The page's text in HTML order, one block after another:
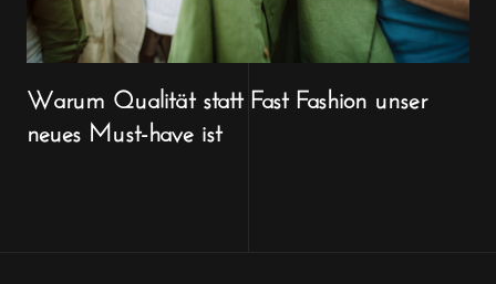
Warum Qualität statt Fast Fashion unser
neues Must-have ist